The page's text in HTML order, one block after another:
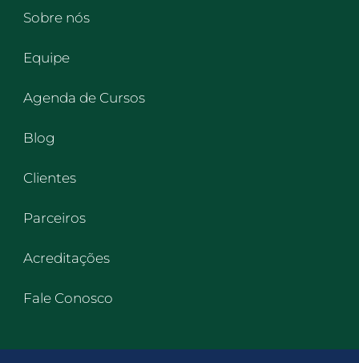
Sobre nós
Equipe
Agenda de Cursos
Blog
Clientes
Parceiros
Acreditações
Fale Conosco